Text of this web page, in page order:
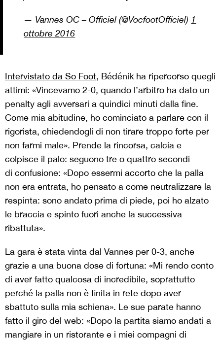
— Vannes OC – Officiel (@VocfootOfficiel) 1
ottobre 2016
Intervistato da So Foot, Bédénik ha ripercorso quegli
attimi: «Vincevamo 2-0, quando l’arbitro ha dato un
penalty agli avversari a quindici minuti dalla fine.
Come mia abitudine, ho cominciato a parlare con il
rigorista, chiedendogli di non tirare troppo forte per
non farmi male». Prende la rincorsa, calcia e
colpisce il palo: seguono tre o quattro secondi
di confusione: «Dopo essermi accorto che la palla
non era entrata, ho pensato a come neutralizzare la
respinta: sono andato prima di piede, poi ho alzato
le braccia e spinto fuori anche la successiva
ribattuta».
La gara è stata vinta dal Vannes per 0-3, anche
grazie a una buona dose di fortuna: «Mi rendo conto
di aver fatto qualcosa di incredibile, soprattutto
perché la palla non è finita in rete dopo aver
sbattuto sulla mia schiena». Le sue parate hanno
fatto il giro del web: «Dopo la partita siamo andati a
mangiare in un ristorante e i miei compagni di